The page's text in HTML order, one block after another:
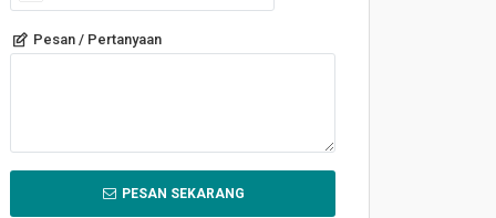
+62
Pesan / Pertanyaan
PESAN SEKARANG